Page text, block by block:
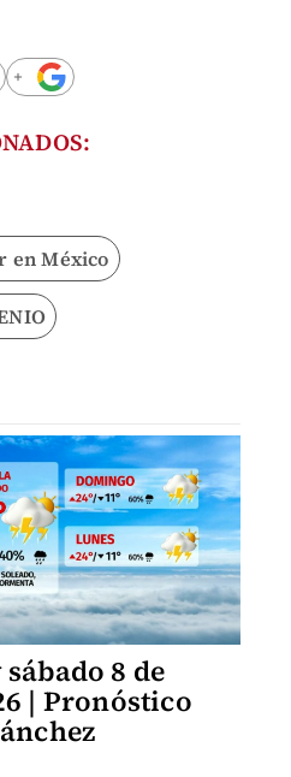
en México
8 de
| Pronóstico